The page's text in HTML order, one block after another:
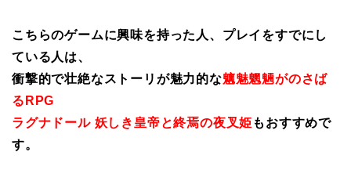
こちらのゲームに興味を持った人、プレイをすでにし
ている人は、
衝撃的で壮絶なストーリが魅力的な魑魅魍魎がのさば
るRPG
ラグナドール 妖しき皇帝と終焉の夜叉姫 もおすすめで
す。